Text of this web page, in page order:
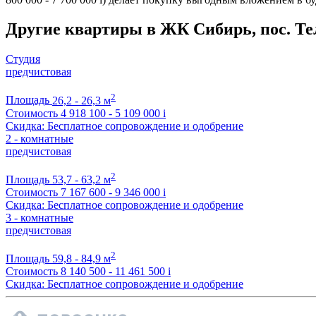
Другие квартиры в ЖК Сибирь, пос.
Студия
предчистовая
Площадь 26,2 - 26,3 м2
Стоимость 4 918 100 - 5 109 000 i
Скидка: Бесплатное сопровождение и одобрение
2 - комнатные
предчистовая
Площадь 53,7 - 63,2 м2
Стоимость 7 167 600 - 9 346 000 i
Скидка: Бесплатное сопровождение и одобрение
3 - комнатные
предчистовая
Площадь 59,8 - 84,9 м2
Стоимость 8 140 500 - 11 461 500 i
Скидка: Бесплатное сопровождение и одобрение